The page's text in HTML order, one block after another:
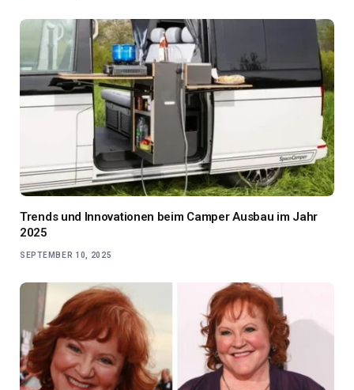
Trends und Innovationen beim Camper Ausbau im Jahr
2025
SEPTEMBER 10, 2025